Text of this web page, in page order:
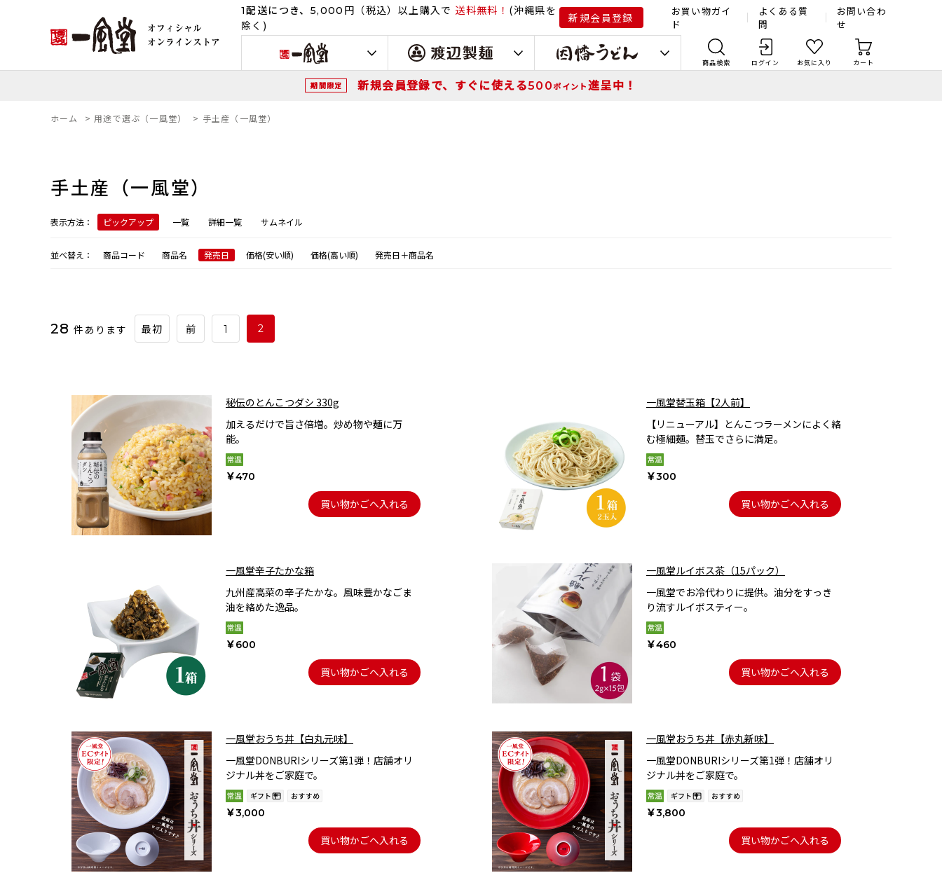
1配送につき、5,000 円（税込） 以上購入で 送料無料！ (沖縄県を
除く)
新規会員登録
お買い物ガイ
ド
よくある質
問
お問い合わ
せ
商品検索 ログイン お気に入り カート
期間限定 新規会員登録で、すぐに使える500ポイント進呈中！
ホーム > 用途で選ぶ（一風堂） > 手土産（一風堂）
手土産（一風堂）
表示方法： ピックアップ 一覧 詳細一覧 サムネイル
並べ替え： 商品コード 商品名 発売日 価格(安い順) 価格(高い順) 発売日＋商品名
28 件あります 最初 前 1 2
秘伝のとんこつダシ 330g
加えるだけで旨さ倍増。炒め物や麺に万
能。
￥470
買い物かごへ入れる
一風堂替玉箱【2人前】
【リニューアル】とんこつラーメンによく絡
む極細麺。替玉でさらに満足。
￥300
買い物かごへ入れる
一風堂辛子たかな箱
九州産高菜の辛子たかな。風味豊かなごま
油を絡めた逸品。
￥600
買い物かごへ入れる
一風堂ルイボス茶（15パック）
一風堂でお冷代わりに提供。油分をすっき
り流すルイボスティー。
￥460
買い物かごへ入れる
一風堂おうち丼【白丸元味】
一風堂DONBURIシリーズ第1弾！店舗オリ
ジナル丼をご家庭で。
￥3,000
買い物かごへ入れる
一風堂おうち丼【赤丸新味】
一風堂DONBURIシリーズ第1弾！店舗オリ
ジナル丼をご家庭で。
￥3,800
買い物かごへ入れる